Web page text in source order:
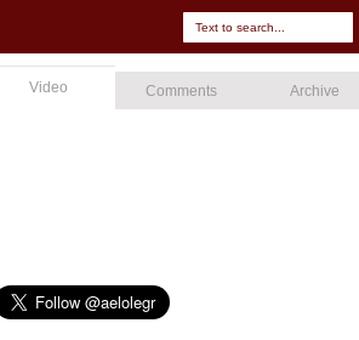
Video Comments Archive